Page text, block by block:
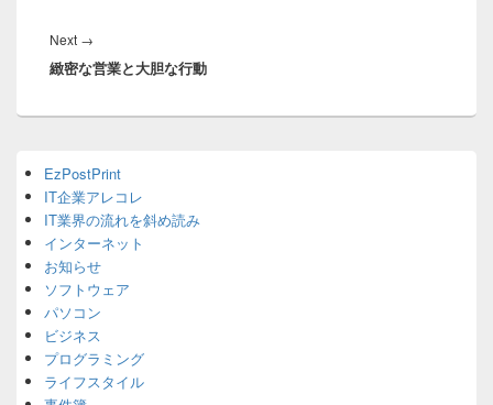
ゲ
ー
シ
Next →
post:
緻密な営業と大胆な行動
Sidebar
Widget
Area
EzPostPrint
IT企業アレコレ
IT業界の流れを斜め読み
インターネット
お知らせ
ソフトウェア
パソコン
ビジネス
プログラミング
ライフスタイル